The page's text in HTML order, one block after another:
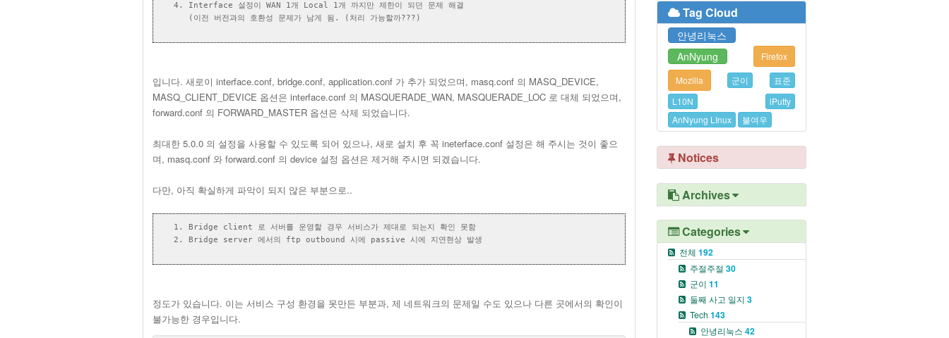
Interface 설정이 WAN 1개 Local 1개 까지만 제한이 되던 문제 해결
(이전 버전과의 호환성 문제가 남게 됨. (처리 가능할까???)
입니다. 새로이 interface.conf, bridge.conf, application.conf 가 추가 되었으며, masq.conf 의 MASQ_DEVICE,
MASQ_CLIENT_DEVICE 옵션은 interface.conf 의 MASQUERADE_WAN, MASQUERADE_LOC 로 대체 되었으며,
forward.conf 의 FORWARD_MASTER 옵션은 삭제 되었습니다.
최대한 5.0.0 의 설정을 사용할 수 있도록 되어 있으나, 새로 설치 후 꼭 ineterface.conf 설정은 해 주시는 것이 좋으
며, masq.conf 와 forward.conf 의 device 설정 옵션은 제거해 주시면 되겠습니다.
다만, 아직 확실하게 파악이 되지 않은 부분으로..
Bridge client 로 서버를 운영할 경우 서비스가 제대로 되는지 확인 못함
Bridge server 에서의 ftp outbound 시에 passive 시에 지연현상 발생
정도가 있습니다. 이는 서비스 구성 환경을 못만든 부분과, 제 네트워크의 문제일 수도 있으나 다른 곳에서의 확인이
불가능한 경우입니다.
Tag Cloud
안녕리눅스
AnNyung
Firefox
Mozilla
군이
표준
L10N
iPutty
AnNyung LInux
불여우
Notices
Archives
Categories
전체 192
주절주절 30
군이 11
둘째 사고 일지 3
Tech 143
안녕리눅스 42